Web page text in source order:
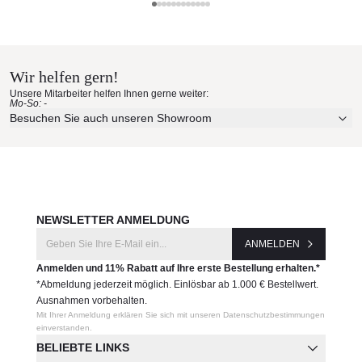
Hersteller:
Fischer Möbel
Erleben Sie unsere Stoffe und Materialien ganz in Ruhe in
Ihren eigenen vier Wänden.
Aktuelle Originalstoffe des Herstellers
Wir helfen gern!
Unsere Mitarbeiter helfen Ihnen gerne weiter:
Mo-So: -
Besuchen Sie auch unseren Showroom
BELIEBTE LINKS
NEWSLETTER ANMELDUNG
ANMELDEN
Anmelden und 11% Rabatt auf Ihre erste Bestellung erhalten.*
*Abmeldung jederzeit möglich. Einlösbar ab 1.000 € Bestellwert.
Ausnahmen vorbehalten.
Mit Ihrer Anmeldung erklären Sie sich mit unseren Datenschutzbestimmungen
einverstanden.